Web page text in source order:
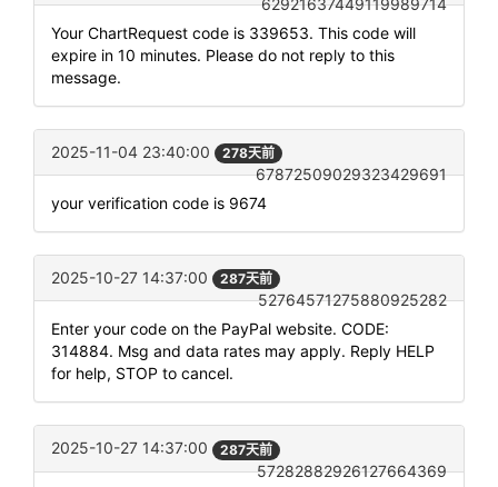
62921637449119989714
Your ChartRequest code is 339653. This code will
expire in 10 minutes. Please do not reply to this
message.
2025-11-04 23:40:00 278天前
67872509029323429691
your verification code is 9674
2025-10-27 14:37:00 287天前
52764571275880925282
Enter your code on the PayPal website. CODE:
314884. Msg and data rates may apply. Reply HELP
for help, STOP to cancel.
2025-10-27 14:37:00 287天前
57282882926127664369